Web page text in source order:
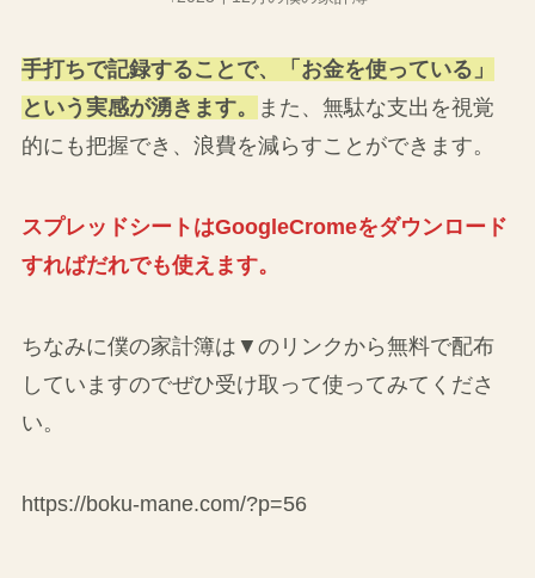
手打ちで記録することで、「お金を使っている」
という実感が湧きます。
また、無駄な支出を視覚
的にも把握でき、浪費を減らすことができます。
スプレッドシートはGoogleCromeをダウンロード
すればだれでも使えます。
ちなみに僕の家計簿は▼のリンクから無料で配布
していますのでぜひ受け取って使ってみてくださ
い。
https://boku-mane.com/?p=56